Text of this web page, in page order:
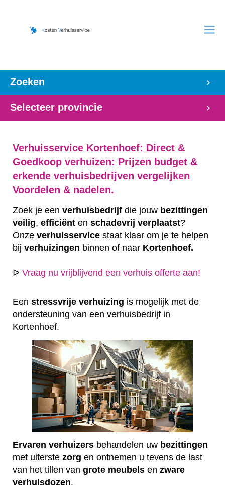
Zoeken
Selecteer provincie
Verhuisservice Kortenhoef: Direct &
Goedkoop verhuizen: Prijzen budget &
erkende verhuisbedrijven vergelijken
Voordelen & nadelen.
Zoek je een verhuisbedrijf die jouw bezittingen
veilig, efficiënt en schadevrij verplaatst?
Onze verhuisservice staat klaar om je te helpen
bij verhuizingen binnen of naar Kortenhoef.
ᐅ Vraag nu vrijblijvend een verhuis offerte aan!
Een stressvrije verhuizing is mogelijk met de
ondersteuning van een verhuisbedrijf in
Kortenhoef.
Ervaren verhuizers behandelen uw bezittingen
met uiterste zorg en ontnemen u tevens de last
van het tillen van grote meubels en zware
verhuisdozen.